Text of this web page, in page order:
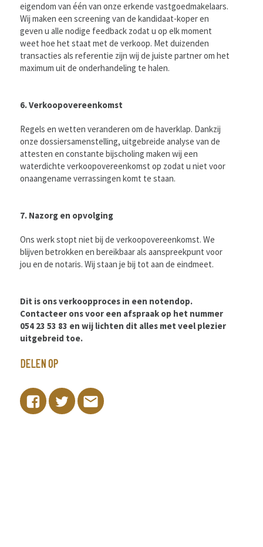
eigendom van één van onze erkende vastgoedmakelaars.
Wij maken een screening van de kandidaat-koper en
geven u alle nodige feedback zodat u op elk moment
weet hoe het staat met de verkoop. Met duizenden
transacties als referentie zijn wij de juiste partner om het
maximum uit de onderhandeling te halen.
6. Verkoopovereenkomst
Regels en wetten veranderen om de haverklap. Dankzij
onze dossiersamenstelling, uitgebreide analyse van de
attesten en constante bijscholing maken wij een
waterdichte verkoopovereenkomst op zodat u niet voor
onaangename verrassingen komt te staan.
7. Nazorg en opvolging
Ons werk stopt niet bij de verkoopovereenkomst. We
blijven betrokken en bereikbaar als aanspreekpunt voor
jou en de notaris. Wij staan je bij tot aan de eindmeet.
Dit is ons verkoopproces in een notendop.
Contacteer ons voor een afspraak op het nummer
054 23 53 83 en wij lichten dit alles met veel plezier
uitgebreid toe.
DELEN OP